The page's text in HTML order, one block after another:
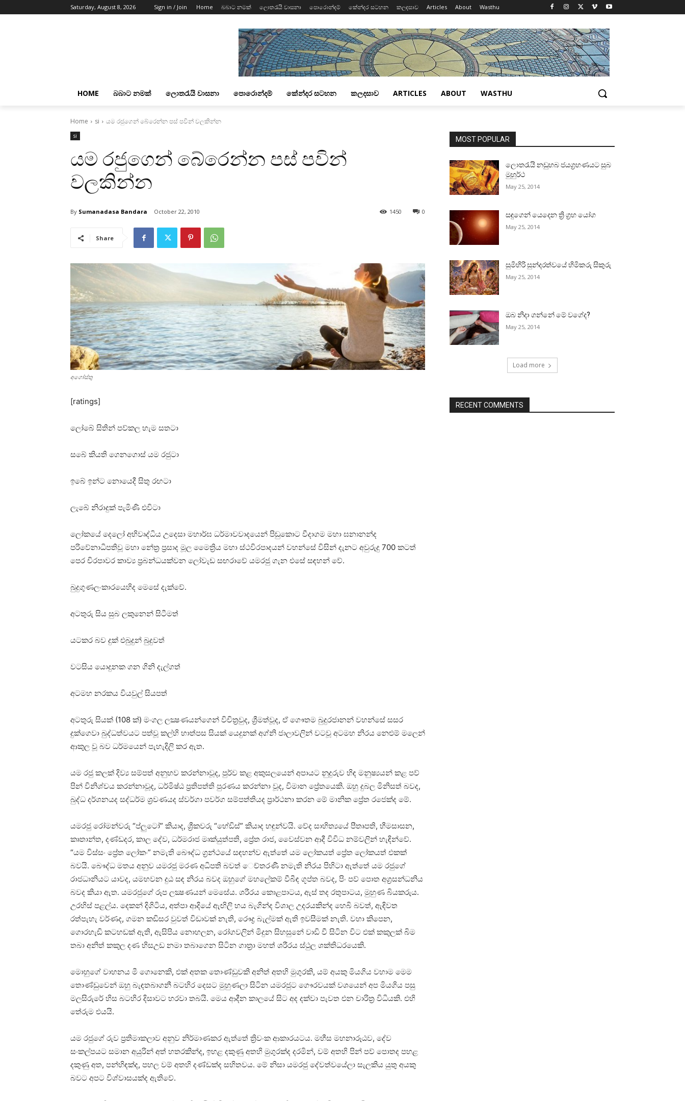
Saturday, August 8, 2026 Sign in / Join Home බබාට නමක් ලොතරැයි වාසනා පොරොන්දම් කේන්දර සටහන කලදසාව Articles About Wasthu
HOME බබාට නමක් ලොතරැයි වාසනා පොරොන්දම් කේන්දර සටහන කලදසාව ARTICLES ABOUT WASTHU
Home si යම රජුගෙන් බේරෙන්න පස්‌ පවින් වලකින්න
si
යම රජුගෙන් බේරෙන්න පස්‌ පවින්
වලකින්න
By Sumanadasa Bandara October 22, 2010 0
1450
Share
අගෝස්‌තු
[ratings]
ලෝබේ සිතින් පව්කල හැම සතටා
සබේ කියති ගෙනගොස්‌ යම රජුටා
ඉබේ ඉන්ට නොයෙදී සිතු රඟටා
ලැබේ නිරාදුක්‌ පැමිණි එවිටා
ලෝකයේ දෙලෝ අභිවෘද්ධිය උදෙසා මහාර්ඝ ධර්මාවවාදයෙන් පිඬුකොට වීදාගම මහා ඝනානන්ද
පරිවේනාධිපතිවූ මහා නේත්‍ර ප්‍රසාද මූල මෛත්‍රිය මහා ස්‌ථවිරපාදයන් වහන්සේ විසින් දැනට අවුරුදු 700 කටත්
පෙර චිරපාවර කාව්‍ය ප්‍රබන්ධයක්‌වන ලෝවැඩ සඟරාවේ යමරජු ගැන එසේ සඳහන් වේ.
බුදුගුණලංකාරයෙහිද මෙසේ දැක්‌වේ.
අටතුරු සිය සුබ ලකුනෙන් සිටීමත්
යටකර බව දුක්‌ එබුදුන් බුදුවත්
වටසිය යොදුනක ගන ගිනි දැල්ගත්
අටමහ නරකය වියවුල් සියපත්
අටතුරු සියක්‌ (108 ක්‌) මංගල ලක්‍ෂණයන්ගෙන් විචිත්‍රවුද, ශ්‍රීමත්වූද, ඒ ගෞතම බුදුරජානන් වහන්සේ සසර
දුක්‌ගෙවා බුද්ධත්වයට පත්වූ කල්හි හාත්පස සියක්‌ යෙදුනක්‌ අග්නි ජාලාවලින් වටවූ අටමහ නිරය නෙළුම් මලෙන්
ආකුල වූ බව ධර්මයෙන් පැහැදිලි කර ඇත.
යම රජු කලක්‌ දිව්‍ය සම්පත් අනුභව කරන්නාවූද, පුර්ව කළ අකුසලයෙන් අපායට නුදුරුව හිඳ මනුෂ්‍යයන් කළ පව්
පින් විනිශ්චය කරන්නාවූද, ධර්මිෂ්ඨ ප්‍රතිපත්ති පුරණය කරන්නා වූද, විමාන ප්‍රේතයෙකි. ඔහු දුබල මිනිසත් බවද,
බුද්ධ දර්ශනයද සද්ධර්ම ශ්‍රවණයද ස්‌වර්ගා පවර්ග සම්පත්තියද ප්‍රාර්ථනා කරන මේ මානික ප්‍රේත රජෙක්‌ද මේ.
යමරජු රෝමන්වරු “ප්ලුටෝ” කියාද, ශ්‍රීකවරු “හේඩිස්‌” කියාද හඳුන්වයි. වේද සාහිත්‍යයේ පීතෘපති, හීමසාසන,
කෘතාන්ත, දණ්‌ඩදර, කාල දේව, ධර්මරාජ මෘක්‌යුත්පති, ප්‍රේත රාජ, වෛස්‌වන ආදී විවිධ නම්වලින් හැඳින්වේ.
“යම විස්‌සං ප්‍රේත ලෝකං” නමැති බෞද්ධ ග්‍රන්ථයේ සඳහන්ව ඇත්තේ යම ලෝකයත් ප්‍රේත ලෝකයත් එකක්‌
බවයි. බෞද්ධ මතය අනුව යමරජු මරණ අධිපති බවත් ෙච්තරණී නමැති නිරය පිහිටා ඇත්තේ යම රජුගේ
රාජධානියට යාවද, යමභවන දුඨ සඳ නිරය බවද ඔහුගේ මහලේකම් වීබීඳ ගූප්ත බවද, පිං පව් පොත අග්‍රසන්ධනිය
බවද කියා ඇත. යමරජුගේ රූප ලක්‍ෂණයන් මෙසේය. ශරීරය කොළපාටය, ඇස්‌ තද රතුපාටය, මුහුණ බියකරුය.
උරහිස්‌ පළල්ය. දෙකන් දිගිටිය, අත්පා ආදියේ ඇඟිලි හය බැගින්ද විශාල උදරයකින්ද හෙබි බවත්, ඇඳිවත
රත්පැහැ වර්ණද, ගමන කඩිසර වුවත් විඩාවක්‌ නැති, රෞද්‍ර බැල්මක්‌ ඇති ඉවසීමක්‌ නැති. වහා කිපෙන,
ගොරහැඬි කටහඩක්‌ ඇති, ඇසිපිය නොහලන, රෝගවලින් මිදුන සිහසුනේ වාඩි වී සිටින විට එක්‌ කකුලක්‌ බිම
තබා අනිත් කකුල දණ හිසඋඩ නමා තබාගෙන සිටින ගාත්‍රා මහත් ශරීරය ස්‌ථුල ශක්‌තිධරයෙකි.
මොහුගේ වාහනය මී ගොනෙකි, එක්‌ අතක තොණ්‌ඩුවකි අනිත් අතහි මුගුරකි, යම් අයකු මියගිය වහාම මෙම
තොණ්‌ඩුවෙන් ඔහු බැඳතබාගනී බටහිර දෙසට මුහුණලා සිටින යමරජුට ගෞරවයක්‌ වශයෙන් අප මියගිය පසු
මලසිරුරේ හිස බටහිර දිසාවට හරවා තබයි. මෙය ආදීන කාලයේ සිට අද දක්‌වා පැවත එන චාරිත්‍ර විධියකි. එහි
තේරුම එයයි.
යම රජුගේ රුව ප්‍රතිමාකලාව අනුව නිර්මාණකර ඇත්තේ ත්‍රිවංක ආකාරයටය. මහීස මහනාරූඨව, දේව
සංකල්පයට සමාන අයුරින් අත් හතරකින්ද, ඉහළ දකුණු අතහි මුගුරක්‌ද දරමින්, වම් අතහි පින් පව් පොතද පහළ
දකුණු අත, පන්හිඳක්‌ද, පහල වම් අතහි දණ්‌ඩක්‌ද සහිතවය. මේ නිසා යමරජු දේවත්වයේලා සැලකිය යුතු අයකු
බවට අපට විශ්වාසයක්‌ද ඇතිවේ.
MOST POPULAR
ලොතරැයි නඩුහබ ජයග්‍රහණයට සුබ
මුහුර්ථ
May 25, 2014
සඳුගෙන් යෙදෙන ත්‍රි ග්‍රහ යෝග
May 25, 2014
සුමිහිරි සුන්දරත්වයේ හිමිකරු සිකුරු
May 25, 2014
ඔබ නිදා ගන්නේ මේ වගේද?
May 25, 2014
Load more
RECENT COMMENTS